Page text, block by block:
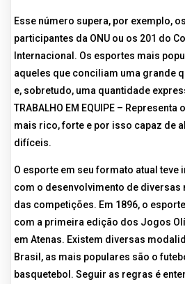
Esse número supera, por exemplo,
participantes da ONU ou os 201 do
Internacional. Os esportes mais
aqueles que conciliam uma grande
e, sobretudo, uma quantidade
TRABALHO EM EQUIPE –
mais rico, forte e por isso capaz de
difíceis.
O esporte em seu formato atual teve
com o desenvolvimento de
das competições. Em 1896, o
com a primeira edição dos Jogos
em Atenas. Existem diversas
Brasil, as mais populares são o
basquetebol. Seguir as regras é